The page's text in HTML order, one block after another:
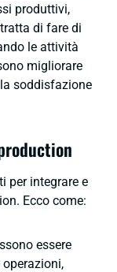
produttivi,
di fare di
le attività
migliorare
soddisfazione
per integrare e
. Ecco come:
essere